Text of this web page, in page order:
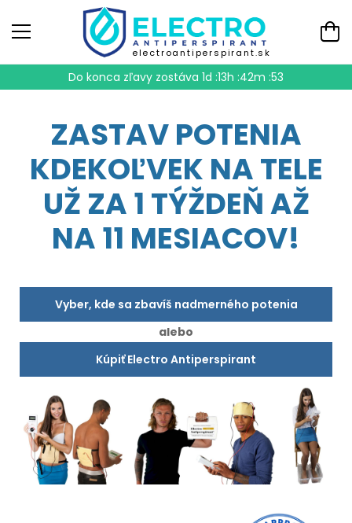
electroantiperspirant.sk
Do konca zľavy zostáva 1d :13h :42m :52
ZASTAV POTENIA
KDEKOĽVEK NA TELE
UŽ ZA 1 TÝŽDEŇ AŽ
NA 11 MESIACOV!
Vyber, kde sa zbavíš nadmerného potenia
alebo
Kúpiť Electro Antiperspirant